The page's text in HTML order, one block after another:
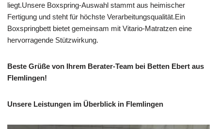
liegt.Unsere Boxspring-Auswahl stammt aus heimischer
Fertigung und steht für höchste Verarbeitungsqualität.Ein
Boxspringbett bietet gemeinsam mit Vitario-Matratzen eine
hervorragende Stützwirkung.
Beste Grüße von Ihrem Berater-Team bei Betten Ebert aus
Flemlingen!
Unsere Leistungen im Überblick in Flemlingen